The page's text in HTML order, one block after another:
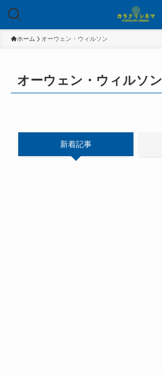
ホーム オーウェン・ウィルソン
オーウェン・ウィルソン
新着記事